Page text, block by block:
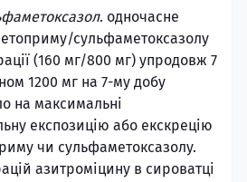
. одночасне
сульфаметоксазолу
(160 мг/800 мг) упродовж 7
1200 мг на 7-му добу
на максимальні
експозицію або екскрецію
чи сульфаметоксазолу.
азитроміцину в сироватці